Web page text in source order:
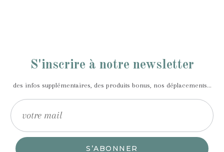
S'inscrire à notre newsletter
des infos supplémentaires, des produits bonus, nos déplacements...
S’ABONNER